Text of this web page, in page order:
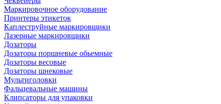
Маркировочное оборудование
Принтеры этикеток
Каплеструйные маркировщики
Лазерные маркировщики
Дозаторы
Дозаторы поршневые обьемные
Дозаторы весовые
Дозаторы шнековые
Мультиголовки
Фальцевальные машины
Клипсаторы для упаковки